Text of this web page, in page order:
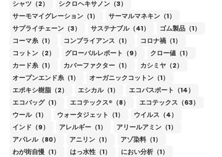
シャツ（2）
シクロヘキサノン（3）
サーモマイグレーション（1）
サーマルマネキン（1）
サプライチェーン（3）
サステナブル（41）
ゴム製品（1）
コーマ糸（1）
コンプライアンス（1）
コロナ禍（1）
コットン（2）
グローバルレポート（9）
クロー値（1）
カード糸（1）
カバーファクター（1）
カシミヤ（2）
オープンエンド糸（1）
オーガニックコットン（1）
エポキシ樹脂（2）
エシカル（1）
エコパスポート（14）
エコバッグ（1）
エコテックス®（8）
エコテックス（63）
ウール（1）
ウォータジェット（1）
ウイルス（4）
インド（9）
アレルギー（1）
アリールアミン（1）
アパレル（80）
アニリン（1）
アゾ染料（1）
わが街自慢（1）
はっ水性（1）
におい分析（1）